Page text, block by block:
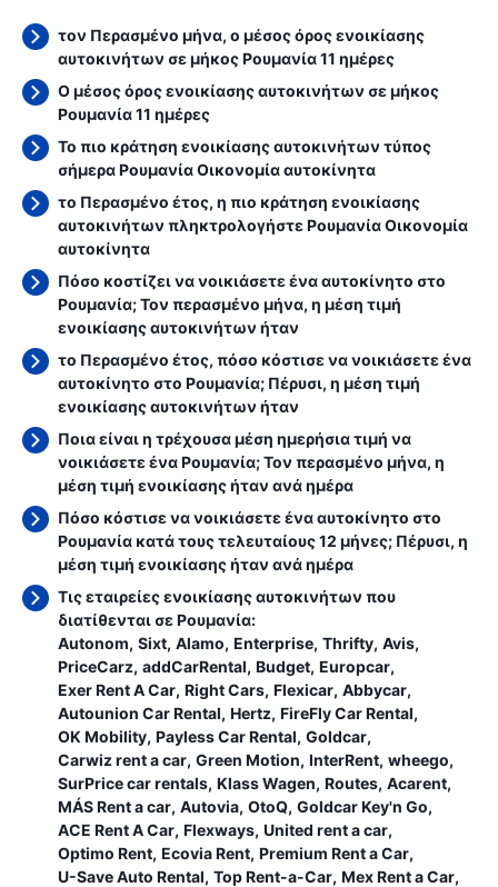
τον Περασμένο μήνα, ο μέσος όρος ενοικίασης
αυτοκινήτων σε μήκος Ρουμανία 11 ημέρες
Ο μέσος όρος ενοικίασης αυτοκινήτων σε μήκος
Ρουμανία 11 ημέρες
Το πιο κράτηση ενοικίασης αυτοκινήτων τύπος
σήμερα Ρουμανία Οικονομία αυτοκίνητα
το Περασμένο έτος, η πιο κράτηση ενοικίασης
αυτοκινήτων πληκτρολογήστε Ρουμανία Οικονομία
αυτοκίνητα
Πόσο κοστίζει να νοικιάσετε ένα αυτοκίνητο στο
Ρουμανία; Τον περασμένο μήνα, η μέση τιμή
ενοικίασης αυτοκινήτων ήταν
το Περασμένο έτος, πόσο κόστισε να νοικιάσετε ένα
αυτοκίνητο στο Ρουμανία; Πέρυσι, η μέση τιμή
ενοικίασης αυτοκινήτων ήταν
Ποια είναι η τρέχουσα μέση ημερήσια τιμή να
νοικιάσετε ένα Ρουμανία; Τον περασμένο μήνα, η
μέση τιμή ενοικίασης ήταν ανά ημέρα
Πόσο κόστισε να νοικιάσετε ένα αυτοκίνητο στο
Ρουμανία κατά τους τελευταίους 12 μήνες; Πέρυσι, η
μέση τιμή ενοικίασης ήταν ανά ημέρα
Τις εταιρείες ενοικίασης αυτοκινήτων που
διατίθενται σε Ρουμανία:
Autonom Sixt Alamo Enterprise Thrifty Avis
PriceCarz addCarRental Budget Europcar
Exer Rent A Car Right Cars Flexicar Abbycar
Autounion Car Rental Hertz FireFly Car Rental
OK Mobility Payless Car Rental Goldcar
Carwiz rent a car Green Motion InterRent wheego
SurPrice car rentals Klass Wagen Routes Acarent
MÁS Rent a car Autovia OtoQ Goldcar Key'n Go
ACE Rent A Car Flexways United rent a car
Optimo Rent Ecovia Rent Premium Rent a Car
U-Save Auto Rental Top Rent-a-Car Mex Rent a Car